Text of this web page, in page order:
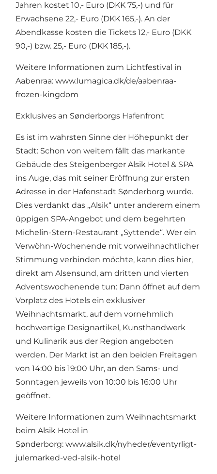
Jahren kostet 10,- Euro (DKK 75,-) und für
Erwachsene 22,- Euro (DKK 165,-). An der
Abendkasse kosten die Tickets 12,- Euro (DKK
90,-) bzw. 25,- Euro (DKK 185,-).
Weitere Informationen zum Lichtfestival in
Aabenraa: www.lumagica.dk/de/aabenraa-
frozen-kingdom
Exklusives an Sønderborgs Hafenfront
Es ist im wahrsten Sinne der Höhepunkt der
Stadt: Schon von weitem fällt das markante
Gebäude des Steigenberger Alsik Hotel & SPA
ins Auge, das mit seiner Eröffnung zur ersten
Adresse in der Hafenstadt Sønderborg wurde.
Dies verdankt das „Alsik“ unter anderem einem
üppigen SPA-Angebot und dem begehrten
Michelin-Stern-Restaurant „Syttende“. Wer ein
Verwöhn-Wochenende mit vorweihnachtlicher
Stimmung verbinden möchte, kann dies hier,
direkt am Alsensund, am dritten und vierten
Adventswochenende tun: Dann öffnet auf dem
Vorplatz des Hotels ein exklusiver
Weihnachtsmarkt, auf dem vornehmlich
hochwertige Designartikel, Kunsthandwerk
und Kulinarik aus der Region angeboten
werden. Der Markt ist an den beiden Freitagen
von 14:00 bis 19:00 Uhr, an den Sams- und
Sonntagen jeweils von 10:00 bis 16:00 Uhr
geöffnet.
Weitere Informationen zum Weihnachtsmarkt
beim Alsik Hotel in
Sønderborg: www.alsik.dk/nyheder/eventyrligt-
julemarked-ved-alsik-hotel